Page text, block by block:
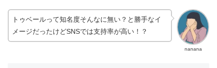
nanana
トゥベールって知名度そんなに無い？と勝手なイ
メージだったけどSNSでは支持率が高い！？